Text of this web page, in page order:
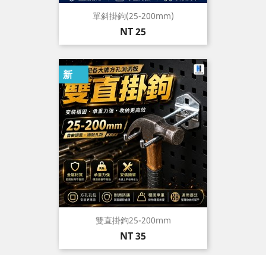
單斜掛鉤(25-200mm)
價
格
NT 25
雙直掛鉤25-200mm
價
格
NT 35
新